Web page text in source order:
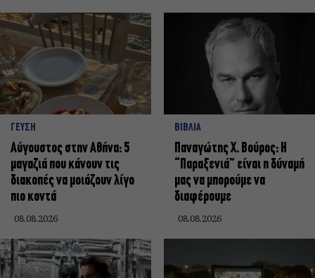
ΓΕΥΣΗ
Αύγουστος στην Αθήνα: 5
μαγαζιά που κάνουν τις
διακοπές να μοιάζουν λίγο
πιο κοντά
08.08.2026
ΒΙΒΛΙΑ
Παναγώτης Χ. Βούρος: Η
“Παραξενιά” είναι η δύναμή
μας να μπορούμε να
διαφέρουμε
08.08.2026